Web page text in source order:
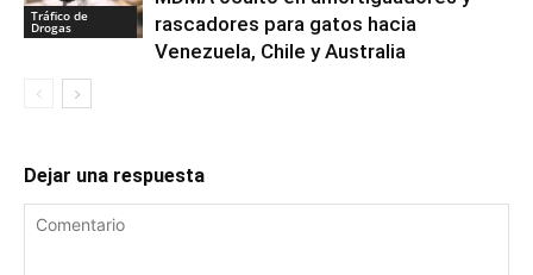
Tráfico de
Drogas
rascadores para gatos hacia
Venezuela, Chile y Australia
Dejar una respuesta